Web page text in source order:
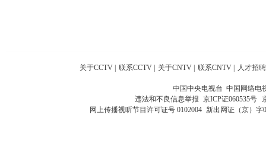
关于CCTV 联系CCTV 关于CNTV 联系CNTV 人才招聘
中国中央电视台 中国网络电
违法和不良信息举报 京ICP证060535号
网上传播视听节目许可证号 0102004 新出网证（京）